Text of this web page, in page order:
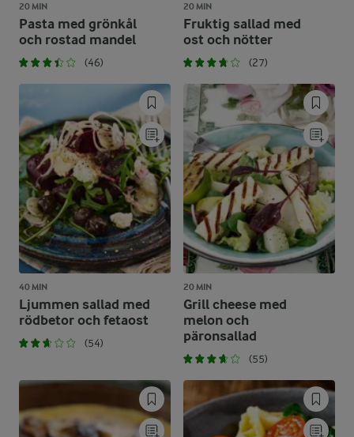
20 MIN
Pasta med grönkål
och rostad mandel
(46)
20 MIN
Fruktig sallad med
ost och nötter
(27)
40 MIN
Ljummen sallad med
rödbetor och fetaost
(54)
20 MIN
Grill cheese med
melon och
päronsallad
(55)